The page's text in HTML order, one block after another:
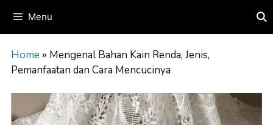
content
Menu
Home » Mengenal Bahan Kain Renda, Jenis,
Pemanfaatan dan Cara Mencucinya